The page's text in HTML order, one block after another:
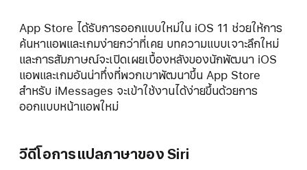
App Store ได้รับการออกแบบใหม่ใน iOS 11 ช่วยให้การ
ค้นหาแอพและเกมง่ายกว่าที่เคย บทความแบบเจาะลึกใหม่
และการสัมภาษณ์จะเปิดเผยเบื้องหลังของนักพัฒนา iOS
แอพและเกมอันน่าทึ่งที่พวกเขาพัฒนาขึ้น App Store
สำหรับ iMessages จะเข้าใช้งานได้ง่ายขึ้นด้วยการ
ออกแบบหน้าแอพใหม่
วีดีโอการแปลภาษาของ Siri